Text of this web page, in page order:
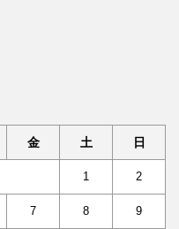
金 土 日
1 2
7 8 9